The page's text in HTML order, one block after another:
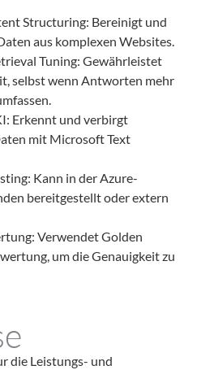
Structuring: Bereinigt und
aus komplexen Websites.
Tuning: Gewährleistet
selbst wenn Antworten mehr
Erkennt und verbirgt
mit Microsoft Text
Kann in der Azure-
bereitgestellt oder extern
Verwendet Golden
um die Genauigkeit zu
die Leistungs- und